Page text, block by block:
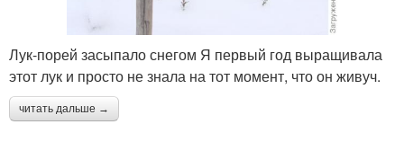
Лук-порей засыпало снегом Я первый год выращивала
этот лук и просто не знала на тот момент, что он живуч.
читать дальше →